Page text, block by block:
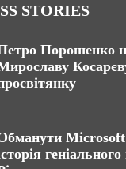
STORIES
Порошенко